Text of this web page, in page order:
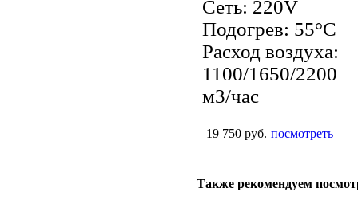
Сеть: 220V
Подогрев: 55°С
Расход воздуха:
1100/1650/2200
м3/час
19 750 руб. посмотреть
Также рекомендуем